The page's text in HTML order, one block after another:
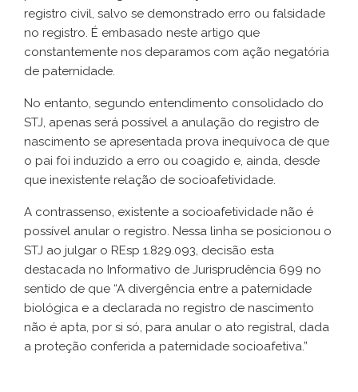
registro civil, salvo se demonstrado erro ou falsidade
no registro. É embasado neste artigo que
constantemente nos deparamos com ação negatória
de paternidade.
No entanto, segundo entendimento consolidado do
STJ, apenas será possível a anulação do registro de
nascimento se apresentada prova inequívoca de que
o pai foi induzido a erro ou coagido e, ainda, desde
que inexistente relação de socioafetividade.
A contrassenso, existente a socioafetividade não é
possível anular o registro. Nessa linha se posicionou o
STJ ao julgar o REsp 1.829.093, decisão esta
destacada no Informativo de Jurisprudência 699 no
sentido de que “A divergência entre a paternidade
biológica e a declarada no registro de nascimento
não é apta, por si só, para anular o ato registral, dada
a proteção conferida a paternidade socioafetiva.”